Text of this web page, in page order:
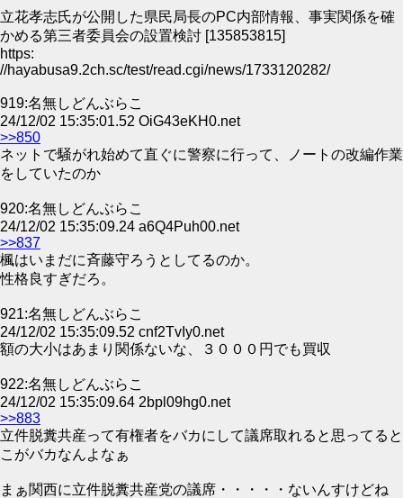
立花孝志氏が公開した県民局長のPC内部情報、事実関係を確
かめる第三者委員会の設置検討 [135853815]
https:
//hayabusa9.2ch.sc/test/read.cgi/news/1733120282/
919:名無しどんぶらこ
24/12/02 15:35:01.52 OiG43eKH0.net
>>850
ネットで騒がれ始めて直ぐに警察に行って、ノートの改編作業
をしていたのか
920:名無しどんぶらこ
24/12/02 15:35:09.24 a6Q4Puh00.net
>>837
楓はいまだに斉藤守ろうとしてるのか。
性格良すぎだろ。
921:名無しどんぶらこ
24/12/02 15:35:09.52 cnf2TvIy0.net
額の大小はあまり関係ないな、３０００円でも買収
922:名無しどんぶらこ
24/12/02 15:35:09.64 2bpl09hg0.net
>>883
立件脱糞共産って有権者をバカにして議席取れると思ってると
こがバカなんよなぁ
まぁ関西に立件脱糞共産党の議席・・・・・ないんすけどね